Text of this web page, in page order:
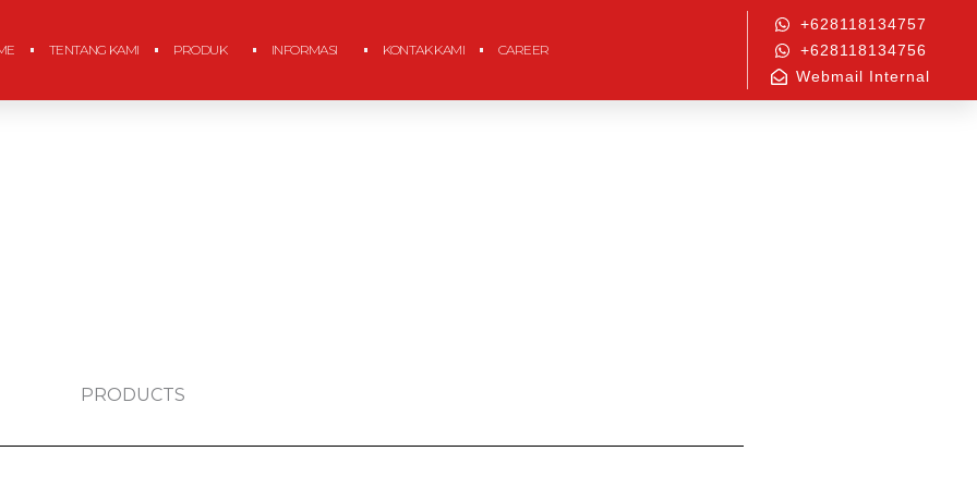
TENTANG KAMI PRODUK INFORMASI KONTAK KAMI CAREER
+628118134757
+628118134756
Webmail Internal
PRODUCTS